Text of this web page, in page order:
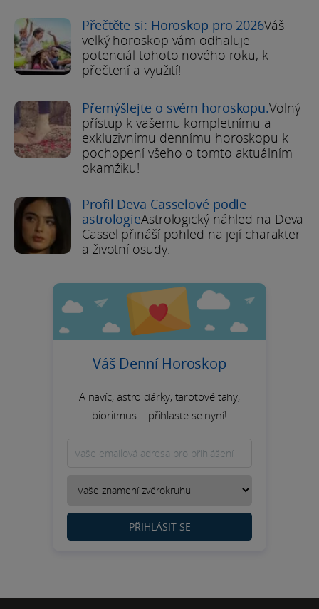
Přečtěte si: Horoskop pro 2026Váš
velký horoskop vám odhaluje
potenciál tohoto nového roku, k
přečtení a využití!
Přemýšlejte o svém horoskopu.Volný
přístup k vašemu kompletnímu a
exkluzivnímu dennímu horoskopu k
pochopení všeho o tomto aktuálním
okamžiku!
Profil Deva Casselové podle
astrologieAstrologický náhled na Deva
Cassel přináší pohled na její charakter
a životní osudy.
Váš Denní Horoskop
A navíc, astro dárky, tarotové tahy,
bioritmus... přihlaste se nyní!
PŘIHLÁSIT SE